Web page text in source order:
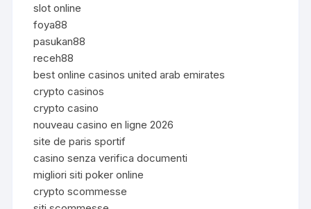
slot online
foya88
pasukan88
receh88
best online casinos united arab emirates
crypto casinos
crypto casino
nouveau casino en ligne 2026
site de paris sportif
casino senza verifica documenti
migliori siti poker online
crypto scommesse